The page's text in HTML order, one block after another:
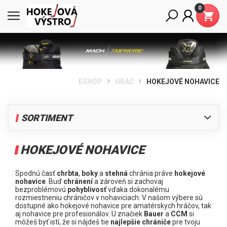
0
ESHOP HRÁČ HOKEJOVÉ NOHAVICE
SORTIMENT
HOKEJOVÉ KORČULE BAUER
HOKEJKY NA ĽADOVÝ HOKEJ
HOKEJOVÉ RUKAVICE
HOKEJOVÉ CHRÁNIČE RAMIEN
HOKEJOVÉ CHRÁNIČE LAKŤOV
HOKEJOVÉ NOHAVICE
Spodnú časť chrbta, bokya stehná chránia práve hokejové
nohavice . Buď chránenía zároveň si zachovaj
bezproblémovú pohyblivosťvďaka dokonalému
rozmiestneniu chráničov v nohaviciach. V našom výbere sú
dostupné ako hokejové nohavice pre amatérskych hráčov, tak
aj nohavice pre profesionálov. U značiek Bauer a CCM si
môžeš byť istí, že si nájdeš tie najlepšie chráničepre tvoju